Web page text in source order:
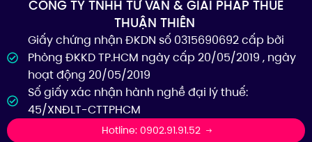
CÔNG TY TNHH TƯ VẤN & GIẢI PHÁP THUẾ
THUẬN THIÊN
Giấy chứng nhận ĐKDN số 0315690692 cấp bởi
Phòng ĐKKD TP.HCM ngày cấp 20/05/2019 , ngày
hoạt động 20/05/2019
Số giấy xác nhận hành nghề đại lý thuế:
45/XNĐLT-CTTPHCM
Hotline: 0902.91.91.52